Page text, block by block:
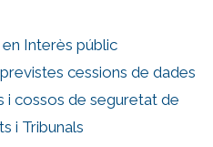
Interès públic
cessions de dades
i cossos de seguretat de
i Tribunals